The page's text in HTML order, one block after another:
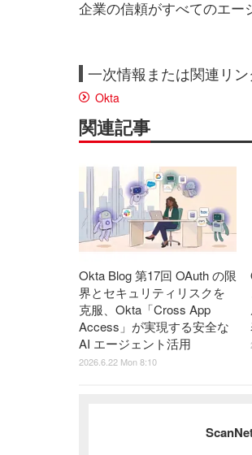
企業の信頼がすべてのエ
一次情報または関連リン
Okta
関連記事
Okta Blog 第17回 OAuth の限
界とセキュリティリスクを
克服、Okta「Cross App
Access」が実現する安全な
AI エージェント活用
2026.6.22 Mon 8:10